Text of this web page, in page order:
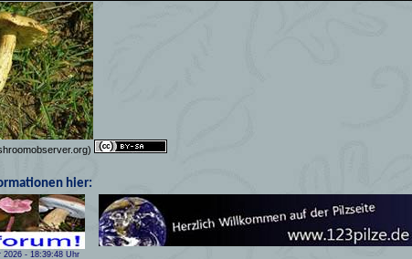
hier:
2026 - 18:39:48 Uhr